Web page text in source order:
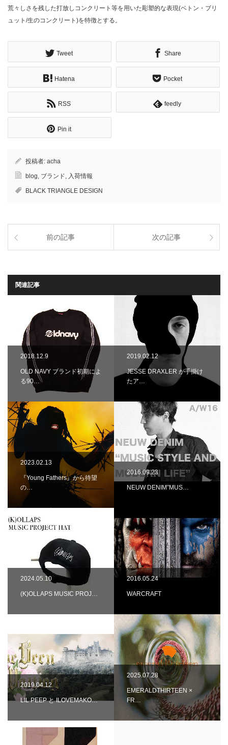
荒々しさを残した打放しコンクリート等を用いた彫塑的な表現(ベトン・ブリ
ュット/生のコンクリート)を特徴とする。
Tweet Share
Hatena Pocket
RSS feedly
Pin it
投稿者: acha
blog, ブランド, 入荷情報
BLACK TRIANGLE DESIGN
前の記事 次の記事
関連記事
2018.12.9
OLD NAVY ブランド初期によ
る90…
2019.02.12
JESSE DRAXLER が手掛け
たア…
2023.02.13
『Young Fathers』から待望
の…
2016.09.23
NEUW DENIM”MUS…
2024.05.10
(K)OLLAPS MUSIC PROJ…
2016.05.24
WARCRAFT
2019.04.12
LIL PEEP と ILOVEMAKO…
2025.07.28
EMERALDTHIRTEEN ×
FR…